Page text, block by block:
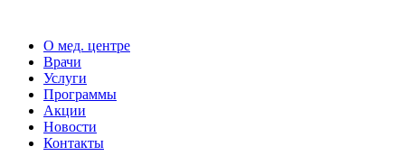
О мед. центре
Врачи
Услуги
Программы
Акции
Новости
Контакты